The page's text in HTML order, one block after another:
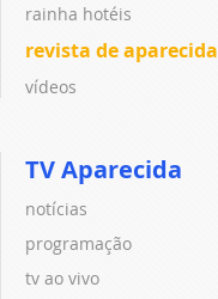
rainha hotéis
revista de aparecida
vídeos
TV Aparecida
notícias
programação
tv ao vivo